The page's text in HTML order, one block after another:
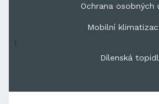
Ochrana osobných
Mobilní
|
Dílenská